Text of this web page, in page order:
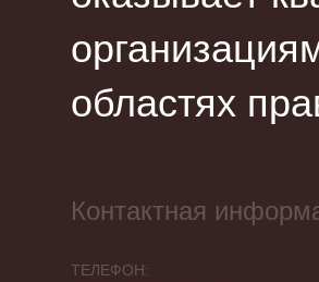
областях
Контактная
ТЕЛЕФОН: